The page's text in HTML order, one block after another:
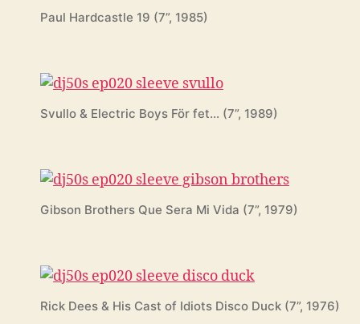
Paul Hardcastle 19 (7”, 1985)
Svullo & Electric Boys För fet… (7”, 1989)
Gibson Brothers Que Sera Mi Vida (7”, 1979)
Rick Dees & His Cast of Idiots Disco Duck (7”, 1976)